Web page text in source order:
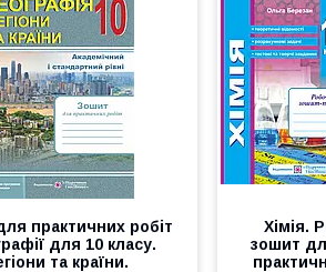
практичних робіт
для 10 класу.
та країни.
Хімія.
зошит